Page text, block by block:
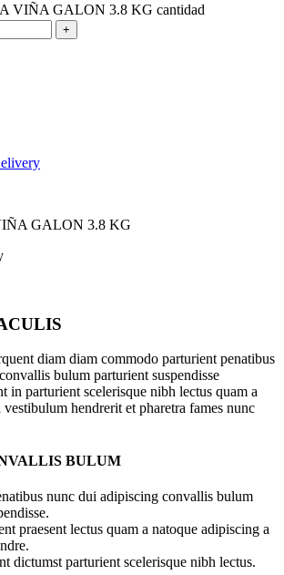
VIÑA GALON 3.8 KG cantidad
GALON 3.8 KG
diam diam commodo parturient penatibus
bulum parturient suspendisse
in parturient scelerisque nibh lectus quam a
hendrerit et pharetra fames nunc
BULUM
nunc dui adipiscing convallis bulum
praesent lectus quam a natoque adipiscing a
dictumst parturient scelerisque nibh lectus.